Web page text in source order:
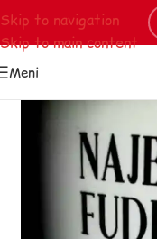
Skip to navigation
Skip to main content
Meni